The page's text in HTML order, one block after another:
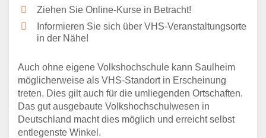
Ziehen Sie Online-Kurse in Betracht!
Informieren Sie sich über VHS-Veranstaltungsorte
in der Nähe!
Auch ohne eigene Volkshochschule kann Saulheim
möglicherweise als VHS-Standort in Erscheinung
treten. Dies gilt auch für die umliegenden Ortschaften.
Das gut ausgebaute Volkshochschulwesen in
Deutschland macht dies möglich und erreicht selbst
entlegenste Winkel.